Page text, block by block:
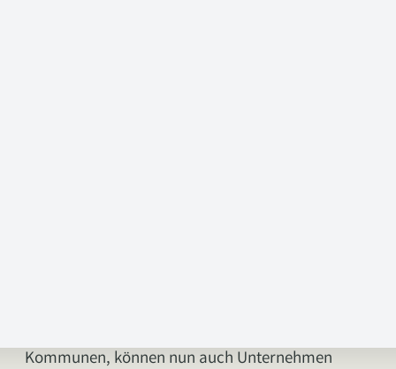
Kommunen, können nun auch Unternehmen